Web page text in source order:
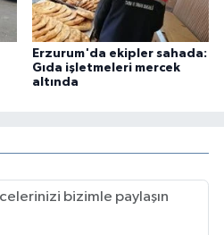
Erzurum'da ekipler sahada:
Gıda işletmeleri mercek
altında